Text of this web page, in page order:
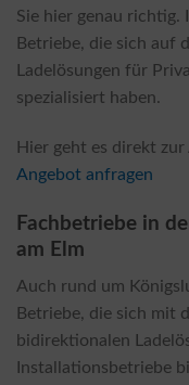
Sie hier genau richtig.
Betriebe, die sich auf
Ladelösungen für
spezialisiert haben.
Hier geht es direkt
Angebot anfragen
Fachbetriebe in
am Elm
Auch rund um
Betriebe, die sich mit
bidirektionalen
Installationsbetriebe